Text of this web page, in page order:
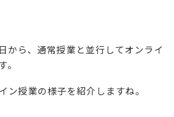
から、通常授業と並行してオンライ
ン授業の様子を紹介しますね。